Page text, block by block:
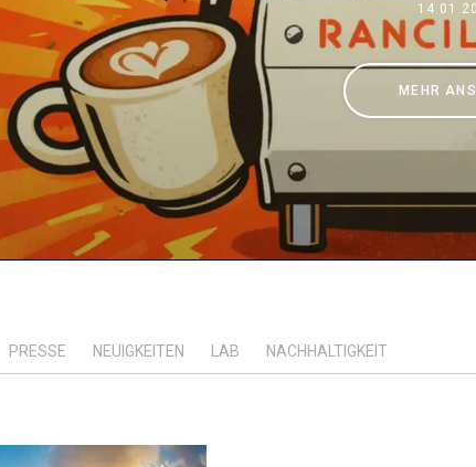
MEHR
PRESSE NEUIGKEITEN LAB NACHHALTIGKEIT
Was wir Tun
Wo wir sind
Arbeiten Sie